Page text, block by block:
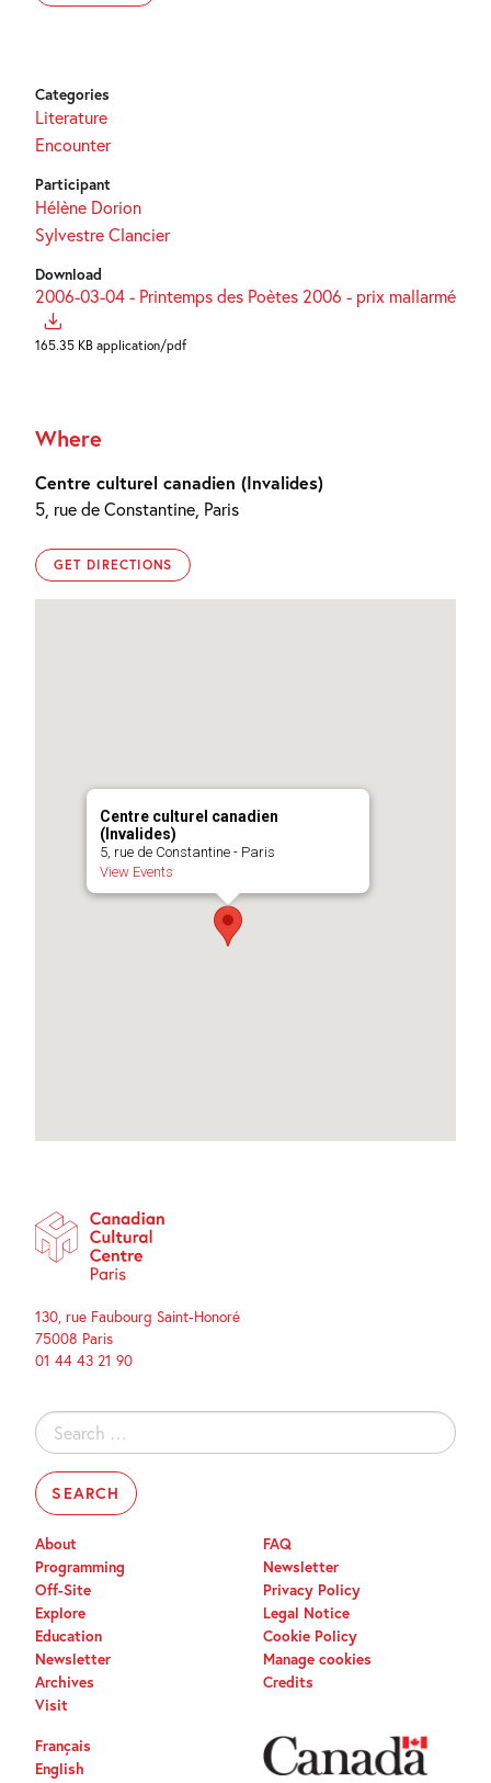
Categories
Literature
Encounter
Participant
Hélène Dorion
Sylvestre Clancier
Download
2006-03-04 - Printemps des Poètes 2006 - prix mallarmé
165.35 KB application/pdf
Where
Centre culturel canadien (Invalides)
5, rue de Constantine, Paris
GET DIRECTIONS
Centre culturel canadien
(Invalides)
5, rue de Constantine - Paris
View Events
130, rue Faubourg Saint-Honoré
75008 Paris
01 44 43 21 90
Search
for:
About
Programming
Off-Site
Explore
Education
Newsletter
Archives
Visit
FAQ
Newsletter
Privacy Policy
Legal Notice
Cookie Policy
Manage cookies
Credits
Français
English